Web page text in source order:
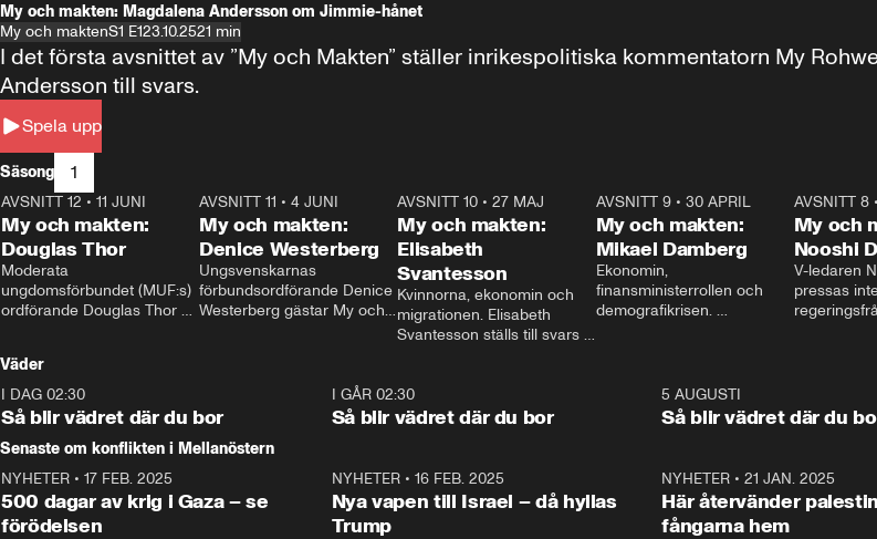
My och makten: Magdalena Andersson om Jimmie-hånet
My och maktenS1 E123.10.2521 min
Spela upp
I det första avsnittet av ”My och Makten” ställer inrikespolitiska kommentatorn My
Andersson till svars.
Säsong 1
26:27
AVSNITT 12 • 11 JUNI
My och makten:
Douglas Thor
Moderata
ungdomsförbundet (MUF:s)
ordförande Douglas Thor
tonårsutvisningarna och hur
Moderaterna ska locka
väljare till valet i höst.
23:40
AVSNITT 11 •4 JUNI
My och makten:
Denice Westerberg
Ungsvenskarnas
förbundsordförande Denice
Westerberg gästar My och
AVSNITT 10 •27 MAJ
My och makten:
Elisabeth
Svantesson
Kvinnorna, ekonomin och
migrationen. Elisabeth
Svantesson ställs till svars
AVSNITT 9• 30 APRIL
My och makten:
Mikael Damberg
Ekonomin,
finansministerrollen och
demografikrisen.
och Makten.
AVSNITT 8•
My och
Nooshi
V-ledaren
pressas
– Vi ställer
vara med
Väder
I DAG 02:30
Så blir vädret där du bor
1:06
I GÅR 02:30
Så blir vädret där du bor
5 AUGUSTI
Så blir vädret där du
Senaste om konflikten i Mellanöstern
NYHETER • 17 FEB. 2025
500 dagar av krig i Gaza – se
förödelsen
NYHETER• 16 FEB. 2025
Nya vapen till Israel – då hyllas
Trump
NYHETER •21 JAN. 2025
Här återvänder
fångarna hem